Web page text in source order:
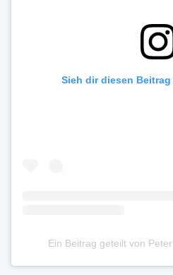
Sieh dir diesen
Ein Beitrag geteilt von